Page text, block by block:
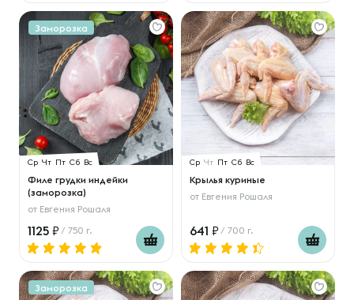
Заморозка
Ср Чт Пт Сб Вс
Филе грудки индейки
(заморозка)
от Евгения Рошаля
1125 / 750 г.
Ср Чт Пт Сб Вс
Крылья куриные
от Евгения Рошаля
641 / 700 г.
Заморозка